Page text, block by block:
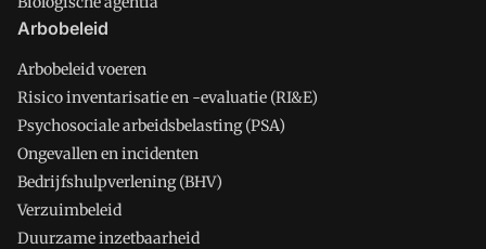
Arbobeleid
Arbobeleid voeren
Risico inventarisatie en -evaluatie (RI&E)
Psychosociale arbeidsbelasting (PSA)
Ongevallen en incidenten
Bedrijfshulpverlening (BHV)
Verzuimbeleid
Duurzame inzetbaarheid